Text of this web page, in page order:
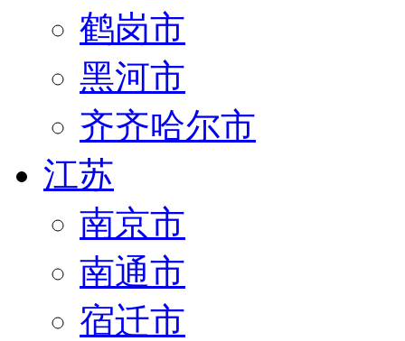
鹤岗市
黑河市
齐齐哈尔市
江苏
南京市
南通市
宿迁市